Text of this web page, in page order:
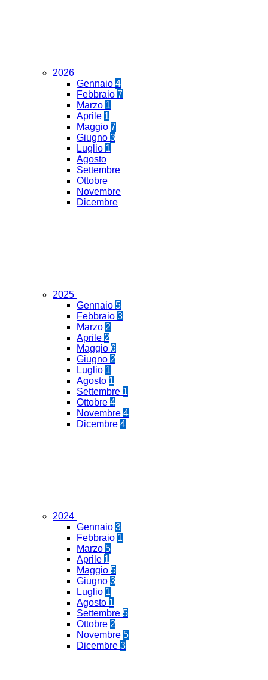
2026
Gennaio 4
Febbraio 7
Marzo 1
Aprile 1
Maggio 7
Giugno 3
Luglio 1
Agosto
Settembre
Ottobre
Novembre
Dicembre
2025
Gennaio 5
Febbraio 3
Marzo 2
Aprile 2
Maggio 6
Giugno 2
Luglio 1
Agosto 1
Settembre 1
Ottobre 4
Novembre 4
Dicembre 4
2024
Gennaio 3
Febbraio 1
Marzo 5
Aprile 1
Maggio 5
Giugno 3
Luglio 1
Agosto 1
Settembre 5
Ottobre 2
Novembre 5
Dicembre 3